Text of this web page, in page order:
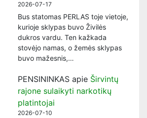
2026-07-17
Bus statomas PERLAS toje vietoje,
kurioje sklypas buvo Živilės
dukros vardu. Ten kažkada
stovėjo namas, o žemės sklypas
buvo mažesnis,…
PENSININKAS apie Širvintų
rajone sulaikyti narkotikų
platintojai
2026-07-10